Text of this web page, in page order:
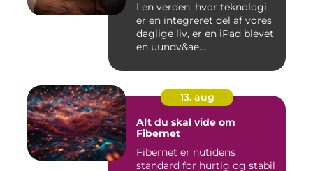
I en verden, hvor teknologi
er en integreret del af vores
daglige liv, er en iPad blevet
en uundv&ae...
13. aug
Alt du skal vide om
Fibernet
Fibernet er nutidens
standard for hurtig og stabil